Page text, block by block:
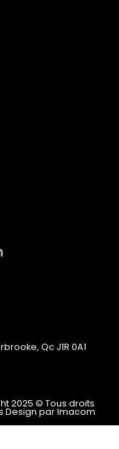
Qc J1R 0A1
2025 © Tous droits
Design par Imacom